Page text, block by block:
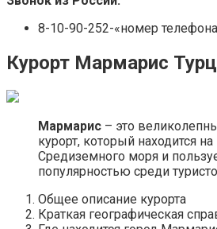
8-10-90-252-«номер
Курорт Мармарис
Мармарис – это
курорт, который находится
Средиземного моря и
популярностью среди
Общее описание курорта
Краткая географическая